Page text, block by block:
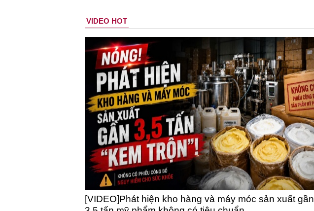
VIDEO HOT
[VIDEO]Phát hiện kho hàng và máy móc sản xuất gần